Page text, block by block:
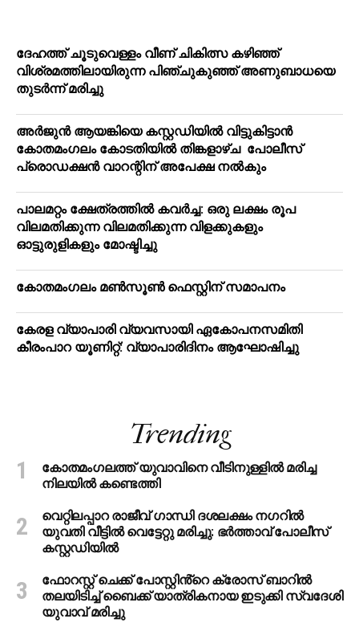
ദേഹത്ത് ചൂടുവെള്ളം വീണ് ചികിത്സ കഴിഞ്ഞ്
വിശ്രമത്തിലായിരുന്ന പിഞ്ചുകുഞ്ഞ് അണുബാധയെ
തുടര്‍ന്ന് മരിച്ചു
അര്‍ജുന്‍ ആയങ്കിയെ കസ്റ്റഡിയില്‍ വിട്ടുകിട്ടാന്‍
കോതമംഗലം കോടതിയില്‍ തിങ്കളാഴ്ച പോലീസ്
പ്രൊഡക്ഷന്‍ വാറന്റിന് അപേക്ഷ നല്‍കും
പാലമറ്റം ക്ഷേത്രത്തില്‍ കവര്‍ച്ച: ഒരു ലക്ഷം രൂപ
വിലമതിക്കുന്ന വിലമതിക്കുന്ന വിളക്കുകളും
ഓട്ടുരുളികളും മോഷ്ടിച്ചു
കോതമംഗലം മൺസൂൺ ഫെസ്റ്റിന് സമാപനം
കേരള വ്യാപാരി വ്യവസായി ഏകോപനസമിതി
കീരംപാറ യൂണിറ്റ്: വ്യാപാരിദിനം ആഘോഷിച്ചു
Trending
കോതമംഗലത്ത് യുവാവിനെ വീടിനുള്ളിൽ മരിച്ച
നിലയിൽ കണ്ടെത്തി
വെറ്റിലപ്പാറ രാജീവ് ഗാന്ധി ദശലക്ഷം നഗറിൽ
യുവതി വീട്ടിൽ വെട്ടേറ്റു മരിച്ചു: ഭർത്താവ് പോലീസ്
കസ്റ്റഡിയിൽ
ഫോറസ്റ്റ് ചെക്ക് പോസ്റ്റിൻ്റെ ക്രോസ് ബാറില്‍
തലയിടിച്ച് ബൈക്ക് യാത്രികനായ ഇടുക്കി സ്വദേശി
യുവാവ് മരിച്ചു